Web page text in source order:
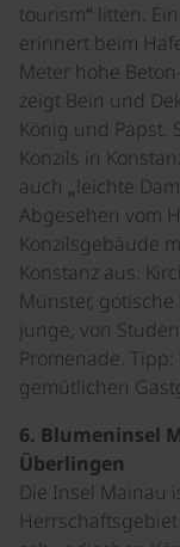
tourism“ litten.
erinnert beim
Meter hohe
zeigt Bein und
König und Papst.
Konzils in
auch „leichte
Abgesehen vom
Konzilsgebäude
Konstanz aus:
Münster,
junge, von
Promenade.
gemütlichen
6. Blumeninsel
Überlingen
Die Insel Mainau